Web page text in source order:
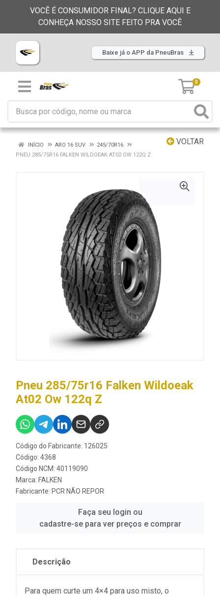
VOCÊ É CONSUMIDOR FINAL? CLIQUE AQUI E
CONHEÇA NOSSO SITE FEITO PRA VOCÊ
Baixe já o APP da PneuBras
0
VOLTAR
INÍCIO ARO 16 SUV
245/70R16
PNEU 285/75R16 FALKEN WILDOEAK AT02 OW 122Q Z
Pneu 285/75r16 Falken Wildoeak
At02 Ow 122q Z
Código do Fabricante: 126025
Código: 4368
Código NCM: 40119090
Marca: FALKEN
Fabricante: PCR NÃO REPOR
Faça seu login ou
cadastre-se para ver preços e comprar
Descrição
Para quem curte um 4×4 para uso misto, o